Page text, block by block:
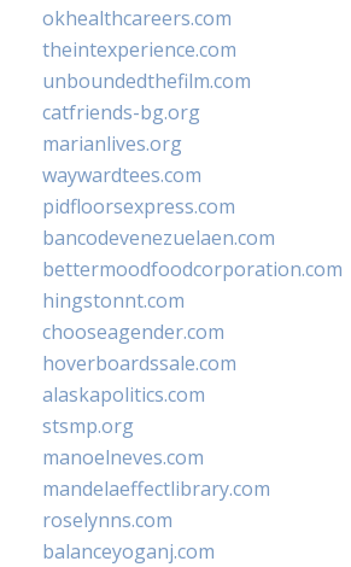
okhealthcareers.com
theintexperience.com
unboundedthefilm.com
catfriends-bg.org
marianlives.org
waywardtees.com
pidfloorsexpress.com
bancodevenezuelaen.com
bettermoodfoodcorporation.com
hingstonnt.com
chooseagender.com
hoverboardssale.com
alaskapolitics.com
stsmp.org
manoelneves.com
mandelaeffectlibrary.com
roselynns.com
balanceyoganj.com